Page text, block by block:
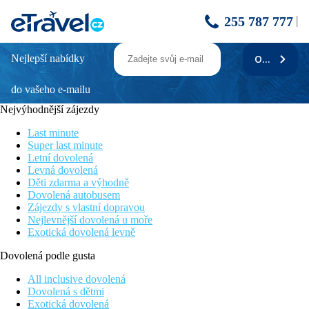
255 787 777
Sol Torremolinos Don Marco
Vzdálenosti
1 km
Centrum města
50 m
Vzdálenost k pláži
8 km
Vzdálenost od nejbližšího letiště
Pláž
Plážová dovolená
Nejlepší nabídky
do vašeho e-mailu
ODEBÍRAT
Nejvýhodnější zájezdy
Last minute
Super last minute
Letní dovolená
Levná dovolená
Děti zdarma a výhodně
Dovolená autobusem
Zájezdy s vlastní dopravou
Nejlevnější dovolená u moře
Exotická dovolená levně
Dovolená podle gusta
All inclusive dovolená
Dovolená s dětmi
Exotická dovolená